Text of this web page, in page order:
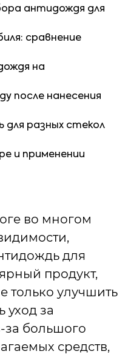
антидождя для
сравнение
на
после нанесения
разных стекол
и применении
во многом
для
продукт,
только улучшить
уход за
за большого
средств,